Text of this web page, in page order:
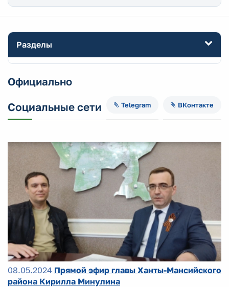
Разделы
Официально
Социальные сети Telegram ВКонтакте
08.05.2024 Прямой эфир главы Ханты-Мансийского
района Кирилла Минулина